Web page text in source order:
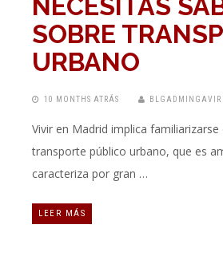
NECESITAS
SOBRE
URBANO
10 MONTHS ATRÁS BLGADMINGAVIR
Vivir en Madrid implica familiarizarse
transporte público urbano, que es
caracteriza por gran …
LEER MÁS